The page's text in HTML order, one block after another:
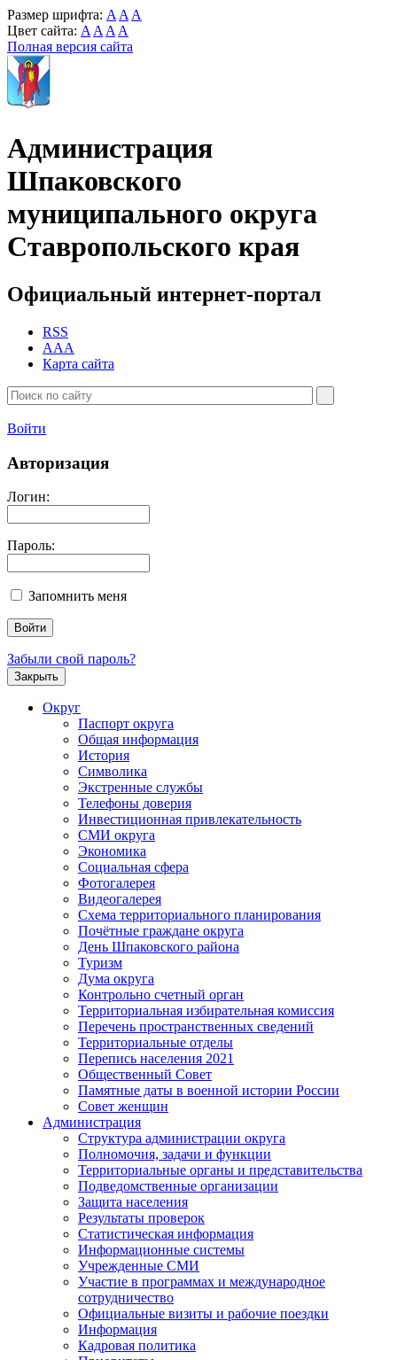
Размер шрифта: A A A
Цвет сайта: A A A A
Полная версия сайта
Администрация
Шпаковского
муниципального округа
Ставропольского края
Официальный интернет-портал
RSS
AAA
Карта сайта
Войти
Авторизация
Логин:
Пароль:
Запомнить меня
Забыли свой пароль?
Закрыть
Округ
Паспорт округа
Общая информация
История
Символика
Экстренные службы
Телефоны доверия
Инвестиционная привлекательность
СМИ округа
Экономика
Социальная сфера
Фотогалерея
Видеогалерея
Схема территориального планирования
Почётные граждане округа
День Шпаковского района
Туризм
Дума округа
Контрольно счетный орган
Территориальная избирательная комиссия
Перечень пространственных сведений
Территориальные отделы
Перепись населения 2021
Общественный Совет
Памятные даты в военной истории России
Совет женщин
Администрация
Структура администрации округа
Полномочия, задачи и функции
Территориальные органы и представительства
Подведомственные организации
Защита населения
Результаты проверок
Статистическая информация
Информационные системы
Учрежденные СМИ
Участие в программах и международное
сотрудничество
Официальные визиты и рабочие поездки
Информация
Кадровая политика